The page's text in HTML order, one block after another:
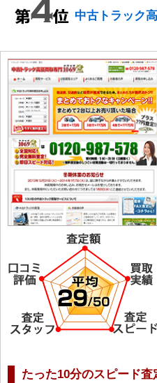
中古トラック
たった10分のスピード